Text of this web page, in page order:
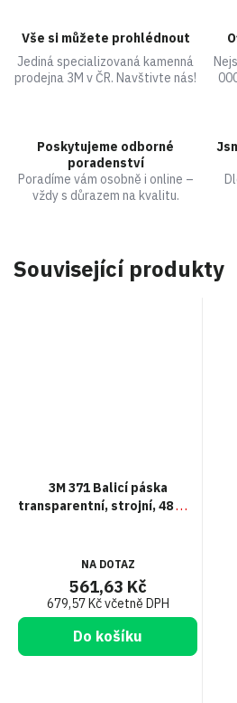
Vše si můžete prohlédnout
Jediná specializovaná kamenná
prodejna 3M v ČR. Navštivte nás!
Poskytujeme odborné
poradenství
Poradíme vám osobně i online –
vždy s důrazem na kvalitu.
Související produkty
3M 371 Balicí páska
transparentní, strojní, 48 mm
NA DOTAZ
679,57 Kč včetně DPH
561,63 Kč
Do košíku